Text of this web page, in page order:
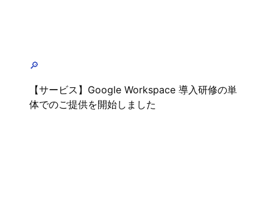
🔎
【サービス】Google Workspace 導入研修の単
体でのご提供を開始しました